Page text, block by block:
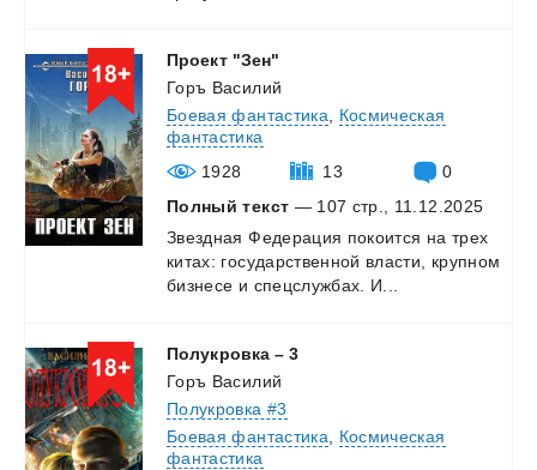
Проект "Зен"
Горъ Василий
Боевая фантастика
Космическая
фантастика
1928
13
0
Полный текст — 107 стр., 11.12.2025
Звездная Федерация покоится на трех
китах: государственной власти,
крупном
бизнесе и спецслужбах. И...
Полукровка – 3
Горъ Василий
Полукровка #3
Боевая фантастика
Космическая
фантастика